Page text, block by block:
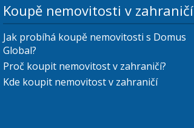
Koupě nemovitosti v zahraničí
Jak probíhá koupě nemovitosti s Domus
Global?
Proč koupit nemovitost v zahraničí?
Kde koupit nemovitost v zahraničí